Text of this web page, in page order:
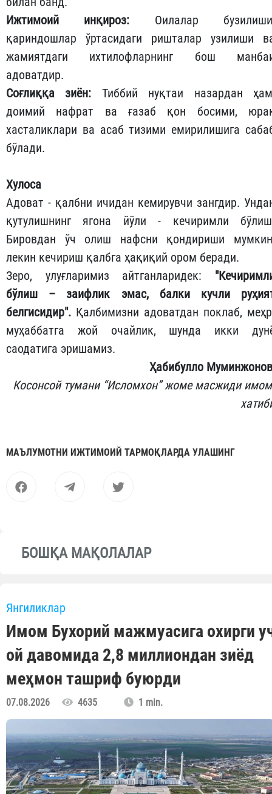
​Ижтимоий инқироз: Оилалар
қариндошлар ўртасидаги ришталар узилиши
жамиятдаги ихтилофларнинг бош
адоватдир.
​Соғлиққа зиён: Тиббий нуқтаи назардан
доимий нафрат ва ғазаб қон босими,
хасталиклари ва асаб тизими емирилишига
бўлади.
Хулоса
​Адоват - қалбни ичидан кемирувчи зангдир.
қутулишнинг ягона йўли - кечиримли
Бировдан ўч олиш нафсни қондириши
лекин кечириш қалбга ҳақиқий ором беради.
​Зеро, улуғларимиз айтганларидек:
бўлиш – заифлик эмас, балки кучли
белгисидир". Қалбимизни адоватдан поклаб,
муҳаббатга жой очайлик, шунда икки
саодатига эришамиз.
Ҳабибулло
Косонсой тумани “Исломхон” жоме масжиди
МАЪЛУМОТНИ ИЖТИМОИЙ ТАРМОҚЛАРДА УЛАШИНГ
БОШҚА МАҚОЛАЛАР
Янгиликлар
Имом Бухорий мажмуасига охирги
ой давомида 2,8 миллиондан зиёд
меҳмон ташриф буюрди
07.08.2026 4635 1 min.